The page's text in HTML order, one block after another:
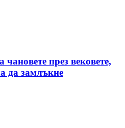
чановете през вековете,
да замлъкне